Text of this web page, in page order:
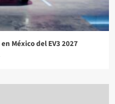
México del EV3 2027